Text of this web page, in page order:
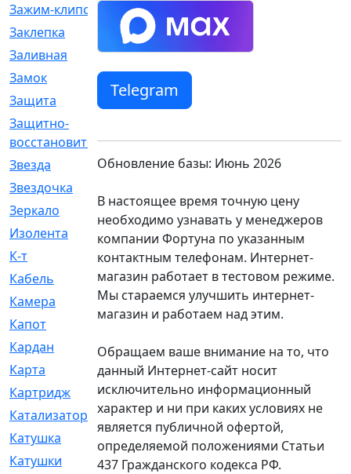
Зажим-клипса
[1]
Заклепка
[1]
Заливная
[4]
Замок
Защита
[79]
Защитно-
восстановительный
Звезда
[1]
Звездочка
Зеркало
[369]
Изолента
[1]
К-т
[13]
Кабель
[50]
Камера
[4]
Капот
[144]
Кардан
[131]
Карта
[2]
Картридж
[250]
Катализатор
[1]
Катушка
Катушки
[291]
Telegram
Обновление базы: Июнь 2026
В настоящее время точную цену
необходимо узнавать у менеджеров
компании Фортуна по указанным
контактным телефонам. Интернет-
магазин работает в тестовом режиме.
Мы стараемся улучшить интернет-
магазин и работаем над этим.
Обращаем ваше внимание на то, что
данный Интернет-сайт носит
исключительно информационный
характер и ни при каких условиях не
является публичной офертой,
определяемой положениями Статьи
437 Гражданского кодекса РФ.